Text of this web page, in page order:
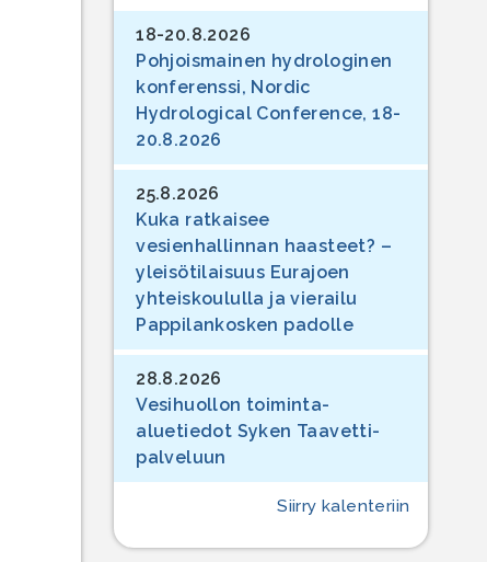
18-20.8.2026
Pohjoismainen hydrologinen
konferenssi, Nordic
Hydrological Conference, 18-
20.8.2026
25.8.2026
Kuka ratkaisee
vesienhallinnan haasteet? –
yleisötilaisuus Eurajoen
yhteiskoululla ja vierailu
Pappilankosken padolle
28.8.2026
Vesihuollon toiminta-
aluetiedot Syken Taavetti-
palveluun
Siirry kalenteriin